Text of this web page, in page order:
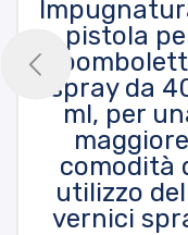
pistola
spray da
ml, per
maggiore
comodità
utilizzo
vernici